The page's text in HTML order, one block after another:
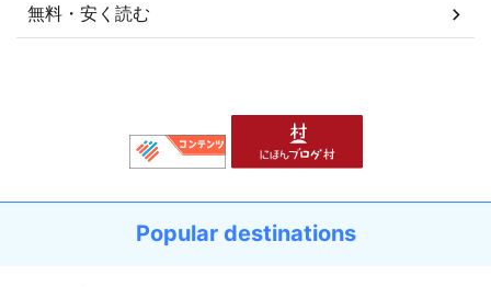
無料・安く読む
Popular destinations